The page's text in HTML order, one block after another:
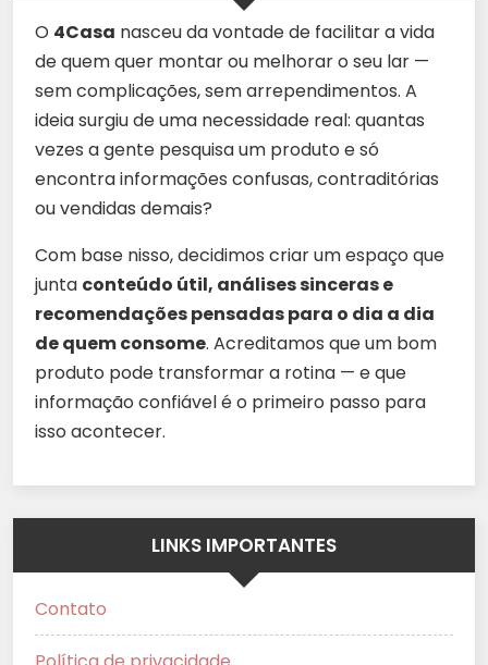
O 4Casa nasceu da vontade de facilitar a vida
de quem quer montar ou melhorar o seu lar —
sem complicações, sem arrependimentos. A
ideia surgiu de uma necessidade real: quantas
vezes a gente pesquisa um produto e só
encontra informações confusas, contraditórias
ou vendidas demais?
Com base nisso, decidimos criar um espaço que
junta conteúdo útil, análises sinceras e
recomendações pensadas para o dia a dia
de quem consome. Acreditamos que um bom
produto pode transformar a rotina — e que
informação confiável é o primeiro passo para
isso acontecer.
LINKS IMPORTANTES
Contato